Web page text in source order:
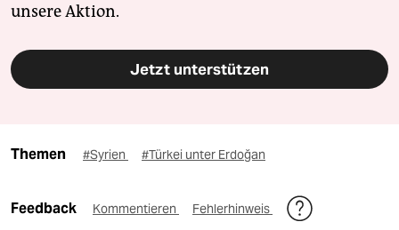
unsere Aktion.
Jetzt unterstützen
Themen #Syrien #Türkei unter Erdoğan
Feedback Kommentieren Fehlerhinweis